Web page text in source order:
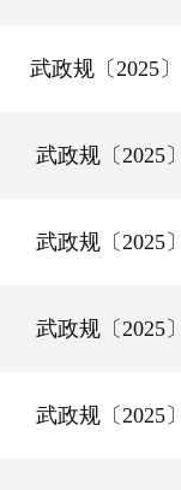
武政规〔2025
武政规〔2025
武政规〔2025
武政规〔2025
武政规〔2025